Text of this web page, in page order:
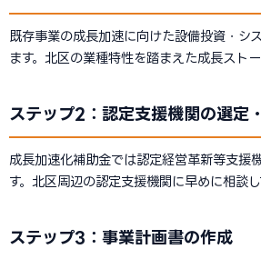
既存事業の成長加速に向けた設備投資・シ
ます。北区の業種特性を踏まえた成長スト
ステップ2：認定支援機関の選定
成長加速化補助金では認定経営革新等支援
す。北区周辺の認定支援機関に早めに相談し
ステップ3：事業計画書の作成